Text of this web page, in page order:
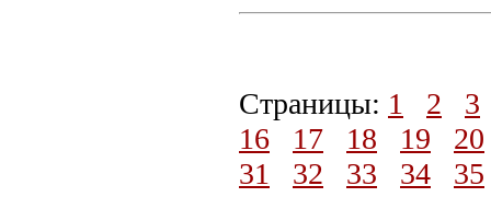
Страницы: 1 2
3
16
17 18 19
20
31
32 33 34
35